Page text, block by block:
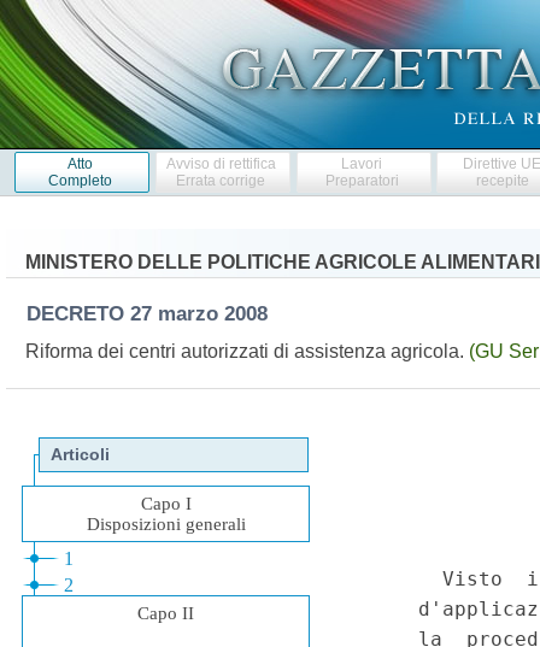
Atto
Completo
Avviso di rettifica
Errata corrige
Lavori
Preparatori
Direttive
recepite
MINISTERO DELLE POLITICHE AGRICOLE
DECRETO 27 marzo 2008
Riforma dei centri autorizzati di assistenza agricola. (GU